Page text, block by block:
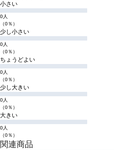
小さい
0人
（0％）
少し小さい
0人
（0％）
ちょうどよい
0人
（0％）
少し大きい
0人
（0％）
大きい
0人
（0％）
関連商品